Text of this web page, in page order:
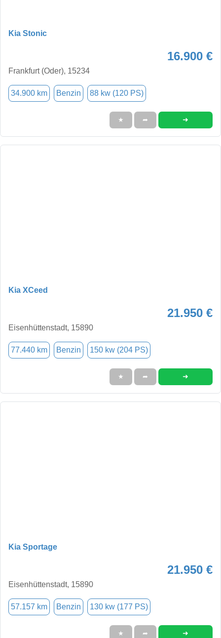
Kia Stonic
16.900 €
Frankfurt (Oder), 15234
34.900 km Benzin 88 kw (120 PS)
★ ➦ ➜
Kia XCeed
21.950 €
Eisenhüttenstadt, 15890
77.440 km Benzin 150 kw (204 PS)
★ ➦ ➜
Kia Sportage
21.950 €
Eisenhüttenstadt, 15890
57.157 km Benzin 130 kw (177 PS)
★ ➦ ➜